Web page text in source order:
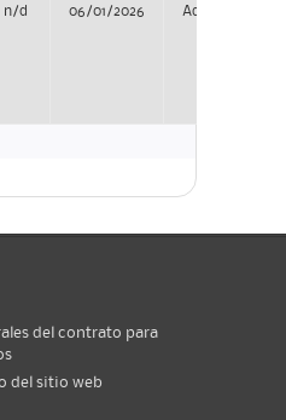
n/d 06/01/2026 Adjudicación
del contrato para
del sitio web